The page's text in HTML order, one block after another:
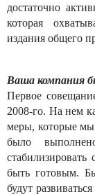
достаточно
которая
издания общего
Ваша компания
Первое
2008-го. На нем
меры, которые мы
было
быть готовым.
будут